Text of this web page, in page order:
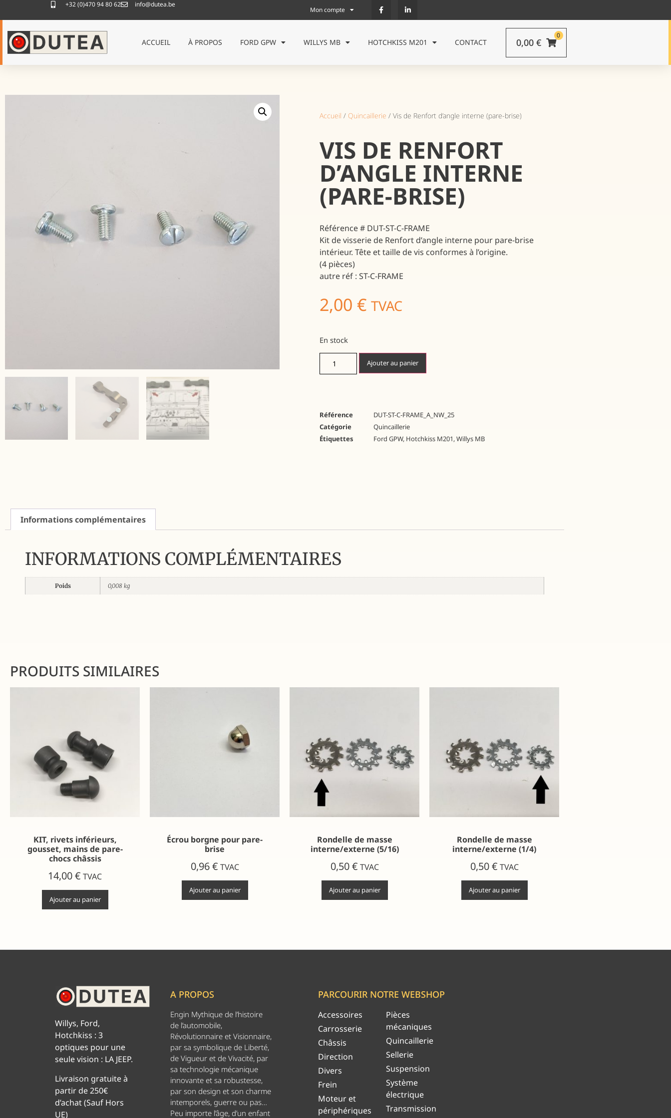
+32 (0)470 94 80 62 info@dutea.be
Mon compte
ACCUEIL À PROPOS FORD GPW WILLYS MB HOTCHKISS M201 CONTACT
0
0,00 €
Accueil / Quincaillerie / Vis de Renfort d’angle interne (pare-brise)
VIS DE RENFORT
D’ANGLE INTERNE
(PARE-BRISE)
Référence # DUT-ST-C-FRAME
Kit de visserie de Renfort d’angle interne pour pare-brise
intérieur. Tête et taille de vis conformes à l’origine.
(4 pièces)
autre réf : ST-C-FRAME
2,00 € TVAC
En stock
Ajouter au panier
Référence
DUT-ST-C-FRAME_A_NW_25
Catégorie
Quincaillerie
Étiquettes
Ford GPW, Hotchkiss M201,Willys MB
Informations complémentaires
INFORMATIONS COMPLÉMENTAIRES
Poids 0,008 kg
PRODUITS SIMILAIRES
KIT, rivets inférieurs,
gousset, mains de pare-
chocs châssis
14,00€ TVAC
Ajouter au panier
Écrou borgne pour pare-
brise
0,96€ TVAC
Ajouter au panier
Rondelle de masse
interne/externe (5/16)
0,50€ TVAC
Ajouter au panier
Rondelle de masse
interne/externe (1/4)
0,50€ TVAC
Ajouter au panier
Willys, Ford,
Hotchkiss : 3
optiques pour une
seule vision : LA JEEP.
Livraison gratuite à
partir de 250€
d’achat (Sauf Hors
UE)
A PROPOS
Engin Mythique de l’histoire
de l’automobile,
Révolutionnaire et Visionnaire,
par sa symbolique de Liberté,
de Vigueur et de Vivacité, par
sa technologie mécanique
innovante et sa robustesse,
par son design et son charme
intemporels, guerre ou pas…
Peu importe l’âge, d’un enfant
PARCOURIR NOTRE WEBSHOP
Accessoires
Carrosserie
Châssis
Direction
Divers
Frein
Moteur et
périphériques
Pièces
mécaniques
Quincaillerie
Sellerie
Suspension
Système
électrique
Transmission